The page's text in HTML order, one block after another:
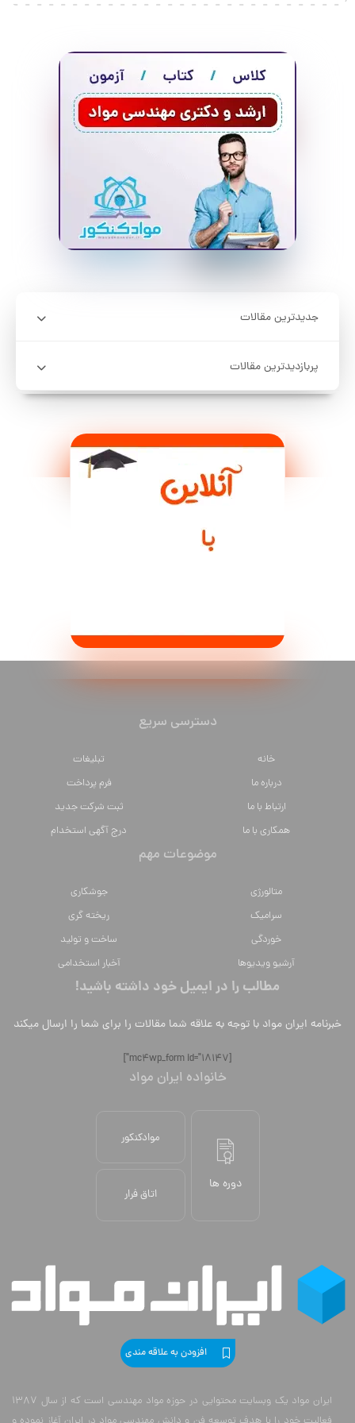
جدیدترین مقالات
پربازدیدترین مقالات
دسترسی سریع
خانه
تبلیغات
درباره ما
فرم پرداخت
ارتباط با ما
ثبت شرکت جدید
همکاری با ما
درج آگهی استخدام
موضوعات مهم
متالورژي
جوشکاری
سراميك
ریخته گری
خوردگی
ساخت و تولید
آرشیو ویدیوها
آخبار استخدامی
مطالب را در ایمیل خود داشته باشید!
خبرنامه ایران مواد با توجه به علاقه شما مقالات را برای شما را ارسال میکند
[mc4wp_form id="18147"]
خانواده ایران مواد
دوره ها
موادکنکور
اتاق فرار
افزودن به علاقه مندی
ایران مواد یک وبسایت محتوایی در حوزه مواد مهندسی است که از سال 1387